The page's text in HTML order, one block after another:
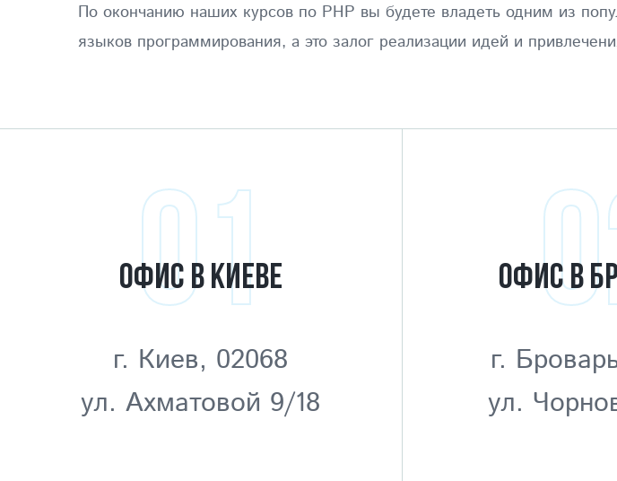
По окончанию наших курсов по PHP вы будете владеть одним из
языков программирования, а это залог реализации идей и
01
ОФИС В КИЕВЕ
г. Киев, 02068
ул. Ахматовой 9/18
ОФИС В
г.
ул.